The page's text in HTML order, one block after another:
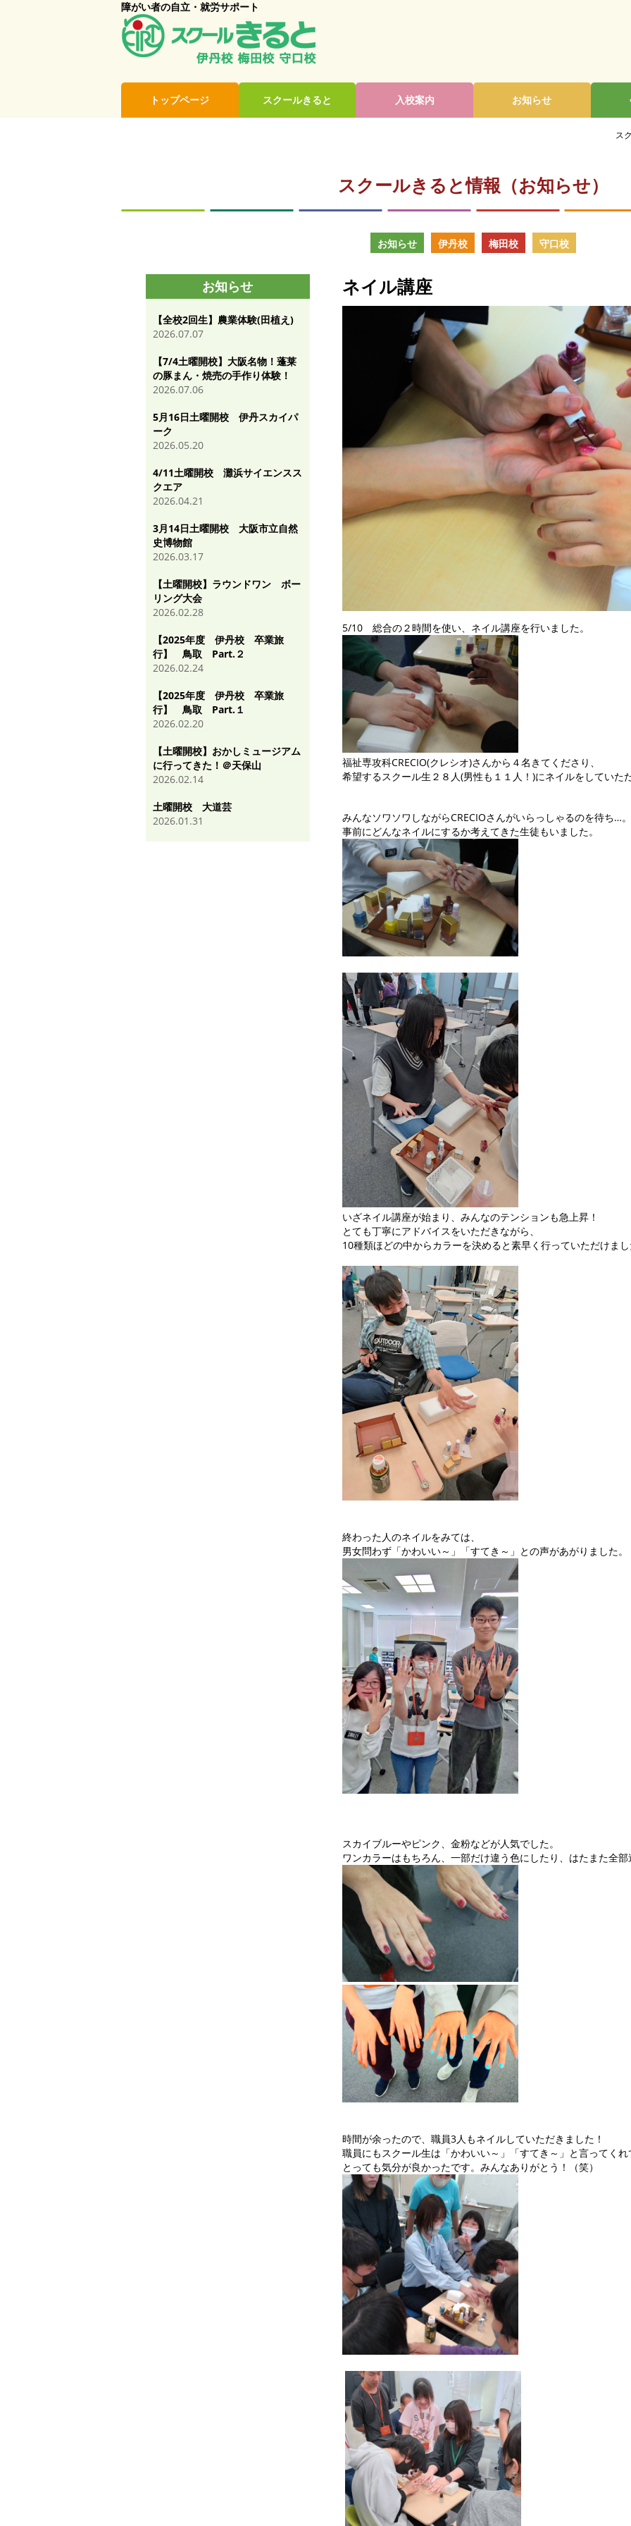
障がい者の自立・就労サポート
トップページ スクールきると 入校案内 お知らせ
ス
スクールきると情報（お知らせ）
お知らせ 伊丹校 梅田校 守口校
ネイル講座
5/10 総合の２時間を使い、ネイル講座を行いました。
福祉専攻科CRECIO(クレシオ)さんから４名きてくださり、
希望するスクール生２８人(男性も１１人！)にネイルをしていた
みんなソワソワしながらCRECIOさんがいらっしゃるのを待ち…。
事前にどんなネイルにするか考えてきた生徒もいました。
いざネイル講座が始まり、みんなのテンションも急上昇！
とても丁寧にアドバイスをいただきながら、
10種類ほどの中からカラーを決めると素早く行っていただけま
終わった人のネイルをみては、
男女問わず「かわいい～」「すてき～」との声があがりました。
スカイブルーやピンク、金粉などが人気でした。
ワンカラーはもちろん、一部だけ違う色にしたり、はたまた全
時間が余ったので、職員3人もネイルしていただきました！
職員にもスクール生は「かわいい～」「すてき～」と言ってくれ
とっても気分が良かったです。みんなありがとう！（笑）
お知らせ
【全校2回生】農業体験(田植え)
2026.07.07
【7/4土曜開校】大阪名物！蓬莱
の豚まん・焼売の手作り体験！
2026.07.06
5月16日土曜開校 伊丹スカイパ
ーク
2026.05.20
4/11土曜開校 灘浜サイエンスス
クエア
2026.04.21
3月14日土曜開校 大阪市立自然
史博物館
2026.03.17
【土曜開校】ラウンドワン ボー
リング大会
2026.02.28
【2025年度 伊丹校 卒業旅
行】 鳥取 Part.２
2026.02.24
【2025年度 伊丹校 卒業旅
行】 鳥取 Part.１
2026.02.20
【土曜開校】おかしミュージアム
に行ってきた！＠天保山
2026.02.14
土曜開校 大道芸
2026.01.31